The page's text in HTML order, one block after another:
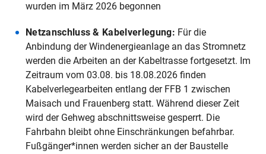
wurden im März 2026 begonnen
Netzanschluss & Kabelverlegung: Für die
Anbindung der Windenergieanlage an das Stromnetz
werden die Arbeiten an der Kabeltrasse fortgesetzt. Im
Zeitraum vom 03.08. bis 18.08.2026 finden
Kabelverlegearbeiten entlang der FFB 1 zwischen
Maisach und Frauenberg statt. Während dieser Zeit
wird der Gehweg abschnittsweise gesperrt. Die
Fahrbahn bleibt ohne Einschränkungen befahrbar.
Fußgänger*innen werden sicher an der Baustelle